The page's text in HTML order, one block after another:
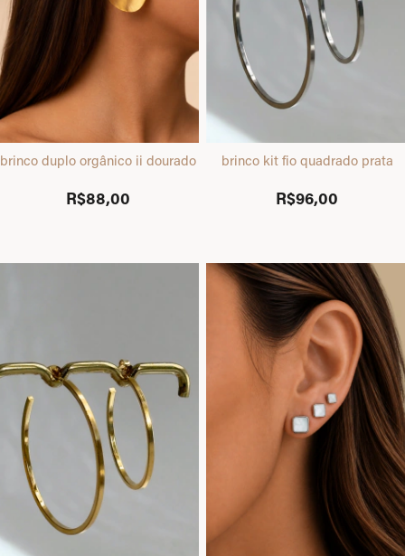
brinco duplo orgânico ii dourado
R$88,00
brinco kit fio quadrado prata
R$96,00